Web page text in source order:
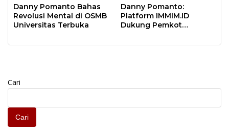
Kota Parepare Faisal
Sapada
Danny Pomanto Bahas
Revolusi Mental di OSMB
Universitas Terbuka
Danny Pomanto:
Platform IMMIM.ID
Dukung Pemkot
Tantangan Zaman dan
Cari
Cari